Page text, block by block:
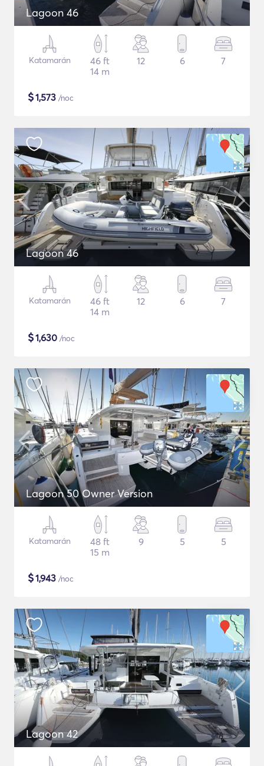
Lagoon 46
Katamarán
46 ft
14 m
12 6 7
$1,573 /noc
Lagoon 46
Katamarán
46 ft
14 m
12 6 7
$1,630 /noc
Lagoon 50 Owner Version
Katamarán
48 ft
15 m
9 5 5
$1,943 /noc
Lagoon 42